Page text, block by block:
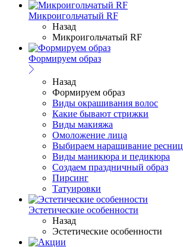
Микроигольчатый RF
Назад
Микроигольчатый RF
Формируем образ
Назад
Формируем образ
Виды окрашивания волос
Какие бывают стрижки
Виды макияжа
Омоложение лица
Выбираем наращивание ресниц
Виды маникюра и педикюра
Создаем праздничный образ
Пирсинг
Татуировки
Эстетические особенности
Назад
Эстетические особенности